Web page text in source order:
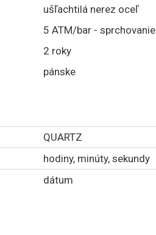
ušľachtilá nerez oceľ
5 ATM/bar - sprchovanie
2 roky
pánske
QUARTZ
hodiny, minúty, sekundy
dátum